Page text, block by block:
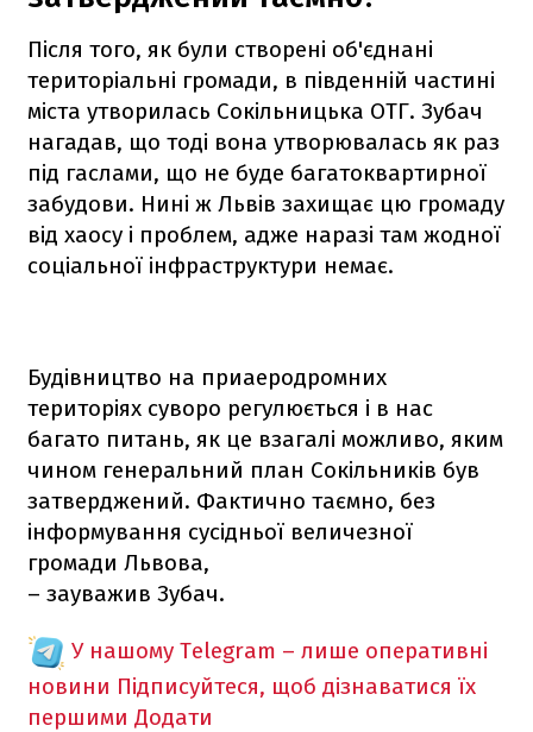
Після того, як були створені об'єднані
територіальні громади, в південній частині
міста утворилась Сокільницька ОТГ. Зубач
нагадав, що тоді вона утворювалась як раз
під гаслами, що не буде багатоквартирної
забудови. Нині ж Львів захищає цю громаду
від хаосу і проблем, адже наразі там жодної
соціальної інфраструктури немає.
Будівництво на приаеродромних
територіях суворо регулюється і в нас
багато питань, як це взагалі можливо, яким
чином генеральний план Сокільників був
затверджений. Фактично таємно, без
інформування сусідньої величезної
громади Львова,
– зауважив Зубач.
У нашому Telegram – лише оперативні
новини Підписуйтеся, щоб дізнаватися їх
першими Додати